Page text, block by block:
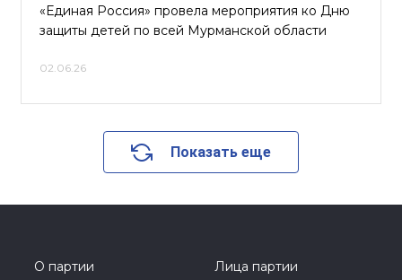
«Единая Россия» провела мероприятия ко Дню
защиты детей по всей Мурманской области
02.06.26
Показать еще
О партии
Лица партии